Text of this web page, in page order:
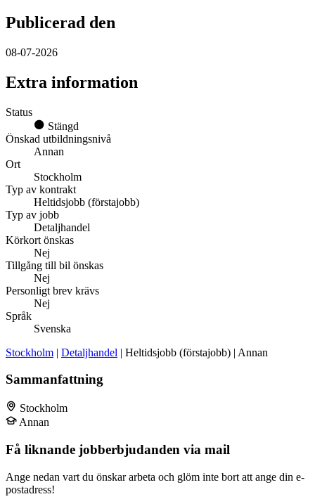
Publicerad den
08-07-2026
Extra information
Status
Stängd
Önskad utbildningsnivå
Annan
Ort
Stockholm
Typ av kontrakt
Heltidsjobb (förstajobb)
Typ av jobb
Detaljhandel
Körkort önskas
Nej
Tillgång till bil önskas
Nej
Personligt brev krävs
Nej
Språk
Svenska
Stockholm | Detaljhandel | Heltidsjobb (förstajobb) | Annan
Sammanfattning
Stockholm
Annan
Få liknande jobberbjudanden via mail
Ange nedan vart du önskar arbeta och glöm inte bort att ange din e-
postadress!